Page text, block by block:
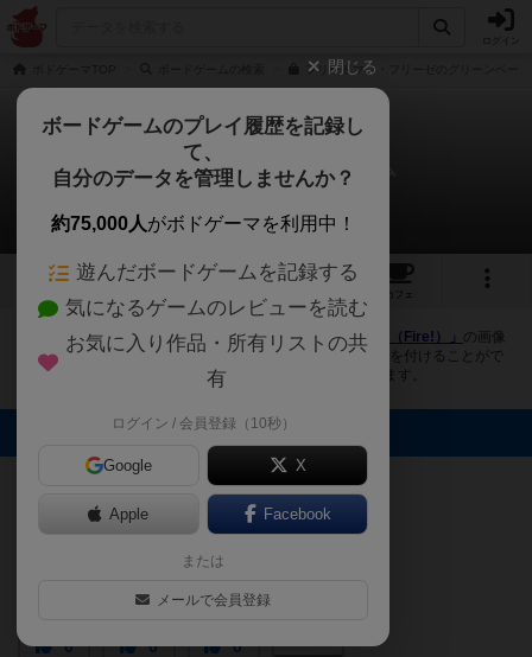
フリードマン・フリーゼのグリーンベー
グリーンベーダーゲーム
4件の画像
4 2
カフェ
ボドゲーマにログインすると、 「グリーンベーダーゲーム（Fire!）」 の画像
をアップロード出来たり、他のユーザーの投稿画像に評価を付けることがで
きます。また、トップ6の画像は様々なページで表示されます。
トップに表示される画像
0
らめるん
0 0
閉じる
ボードゲームのプレイ履歴を記録し
て、
自分のデータを管理しませんか？
約75,000人がボドゲーマを利用中！
遊んだボードゲームを記録する
気になるゲームのレビューを読む
お気に入り作品・所有リストの共
有
ログイン / 会員登録（10秒）
Google X
Apple Facebook
または
メールで会員登録